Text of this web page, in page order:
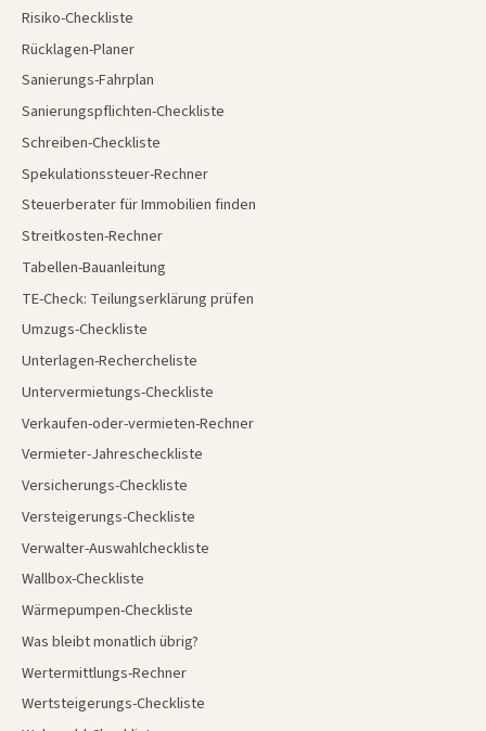
Risiko-Checkliste
Rücklagen-Planer
Sanierungs-Fahrplan
Sanierungspflichten-Checkliste
Schreiben-Checkliste
Spekulationssteuer-Rechner
Steuerberater für Immobilien finden
Streitkosten-Rechner
Tabellen-Bauanleitung
TE-Check: Teilungserklärung prüfen
Umzugs-Checkliste
Unterlagen-Rechercheliste
Untervermietungs-Checkliste
Verkaufen-oder-vermieten-Rechner
Vermieter-Jahrescheckliste
Versicherungs-Checkliste
Versteigerungs-Checkliste
Verwalter-Auswahlcheckliste
Wallbox-Checkliste
Wärmepumpen-Checkliste
Was bleibt monatlich übrig?
Wertermittlungs-Rechner
Wertsteigerungs-Checkliste